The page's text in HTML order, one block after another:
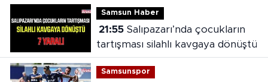
Samsun Haber
21:55Salıpazarı’nda çocukların
tartışması silahlı kavgaya dönüştü
Samsunspor